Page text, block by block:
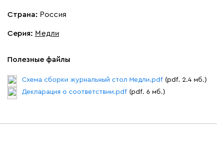
Страна: Россия
Серия: Медли
Полезные файлы
Схема сборки журнальный стол Медли.pdf (pdf. 2.4 мб.)
Декларация о соответствии.pdf (pdf. 6 мб.)